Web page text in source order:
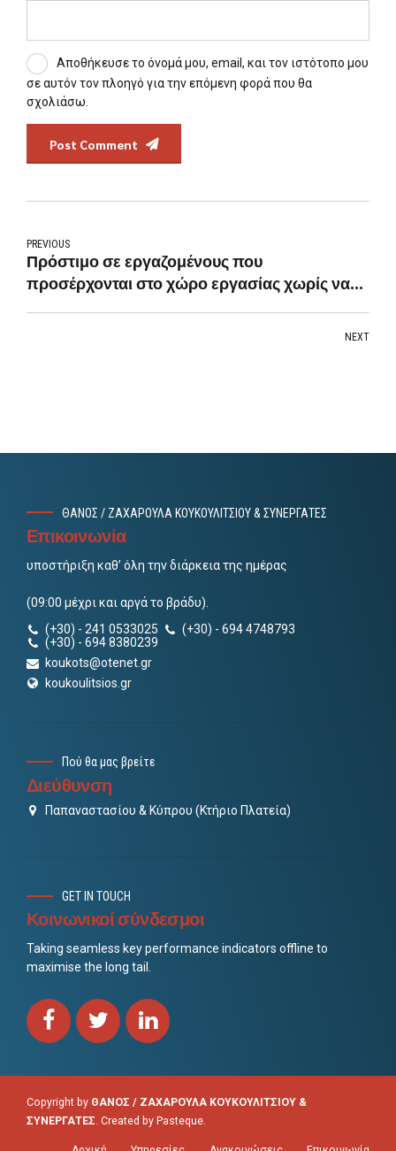
Αποθήκευσε το όνομά μου, email, και τον ιστότοπο μου
σε αυτόν τον πλοηγό για την επόμενη φορά που θα
σχολιάσω.
Post Comment
PREVIOUS
Πρόστιμο σε εργαζομένους που
προσέρχονται στο χώρο εργασίας χωρίς να
NEXT
ΘΑΝΟΣ / ΖΑΧΑΡΟΥΛΑ ΚΟΥΚΟΥΛΙΤΣΙΟΥ & ΣΥΝΕΡΓΑΤΕΣ
Επικοινωνία
υποστήριξη καθ’ όλη την διάρκεια της ημέρας
(09:00 μέχρι και αργά το βράδυ).
(+30) - 241 0533025
(+30) - 694 4748793
(+30) - 694 8380239
koukots@otenet.gr
koukoulitsios.gr
Πού θα μας βρείτε
Διεύθυνση
Παπαναστασίου & Κύπρου (Κτήριο Πλατεία)
GET IN TOUCH
Κοινωνικοί σύνδεσμοι
Taking seamless key performance indicators offline to
maximise the long tail.
Copyright by ΘΑΝΟΣ / ΖΑΧΑΡΟΥΛΑ ΚΟΥΚΟΥΛΙΤΣΙΟΥ &
ΣΥΝΕΡΓΑΤΕΣ . Created by Pasteque